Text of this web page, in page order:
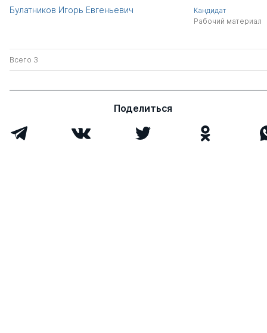
Булатников Игорь Евгеньевич
Кандидат
Рабочий материал
Всего 3
Поделиться